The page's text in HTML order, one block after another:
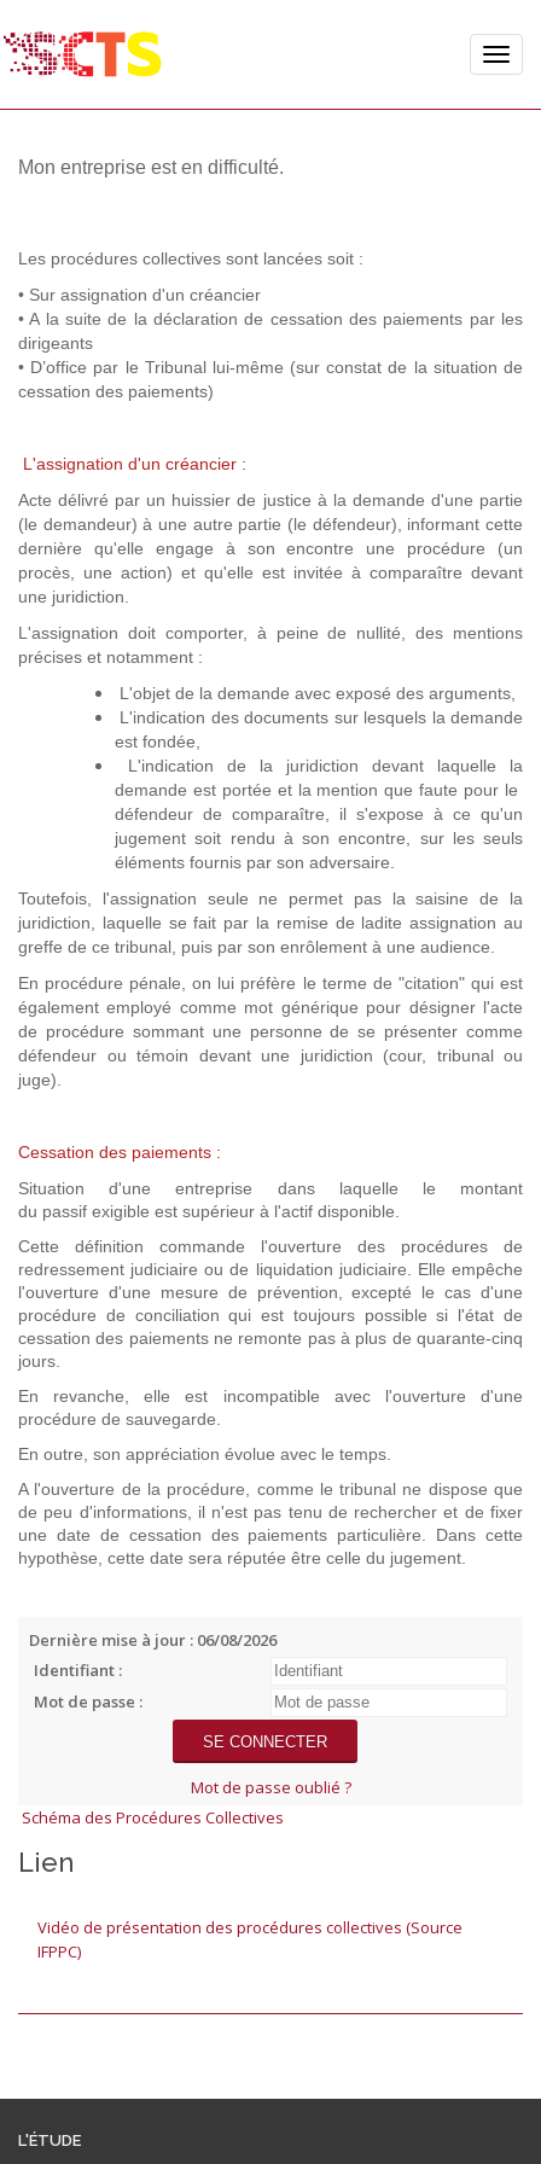
Toggle
Mon entreprise est en difficulté.
Les procédures collectives sont lancées soit :
• Sur assignation d'un créancier
• A la suite de la déclaration de cessation des paiements par les
dirigeants
• D’office par le Tribunal lui-même (sur constat de la situation de
cessation des paiements)
L'assignation d'un créancier :
Acte délivré par un huissier de justice à la demande d'une partie
(le demandeur) à une autre partie (le défendeur), informant cette
dernière qu'elle engage à son encontre une procédure (un
procès, une action) et qu'elle est invitée à comparaître devant
une juridiction.
L'assignation doit comporter, à peine de nullité, des mentions
précises et notamment :
L'objet de la demande avec exposé des arguments,
L'indication des documents sur lesquels la demande
est fondée,
L'indication de la juridiction devant laquelle la
demande est portée et la mention que faute pour le
défendeur de comparaître, il s'expose à ce qu'un
jugement soit rendu à son encontre, sur les seuls
éléments fournis par son adversaire.
Toutefois, l'assignation seule ne permet pas la saisine de la
juridiction, laquelle se fait par la remise de ladite assignation au
greffe de ce tribunal, puis par son enrôlement à une audience.
En procédure pénale, on lui préfère le terme de "citation" qui est
également employé comme mot générique pour désigner l'acte
de procédure sommant une personne de se présenter comme
défendeur ou témoin devant une juridiction (cour, tribunal ou
juge).
Cessation des paiements :
Situation d'une entreprise dans laquelle le montant
du passif exigible est supérieur à l'actif disponible.
Cette définition commande l'ouverture des procédures de
redressement judiciaire ou de liquidation judiciaire. Elle empêche
l'ouverture d'une mesure de prévention, excepté le cas d'une
procédure de conciliation qui est toujours possible si l'état de
cessation des paiements ne remonte pas à plus de quarante-cinq
jours.
En revanche, elle est incompatible avec l'ouverture d'une
procédure de sauvegarde.
En outre, son appréciation évolue avec le temps.
A l'ouverture de la procédure, comme le tribunal ne dispose que
de peu d'informations, il n'est pas tenu de rechercher et de fixer
une date de cessation des paiements particulière. Dans cette
hypothèse, cette date sera réputée être celle du jugement.
Dernière mise à jour : 06/08/2026
Identifiant :
Mot de passe :
Mot de passe oublié ?
Schéma des Procédures Collectives
Lien
Vidéo de présentation des procédures collectives (Source
IFPPC)
L'ÉTUDE